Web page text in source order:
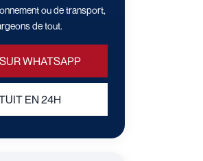
ou de transport,
de tout.
WHATSAPP
EN 24H